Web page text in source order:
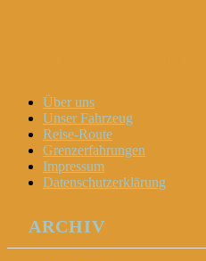
Menu
Widgets
Search
Skip
content
Über uns
Unser Fahrzeug
Reise-Route
Grenzerfahrungen
Impressum
Datenschutzerklärung
ARCHIV